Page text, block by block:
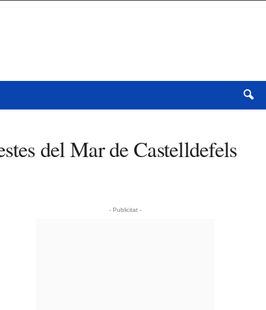
del Mar de Castelldefels
- Publicitat -